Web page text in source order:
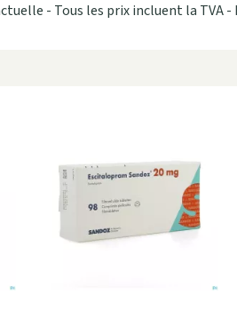
- Tous les prix incluent la TVA -